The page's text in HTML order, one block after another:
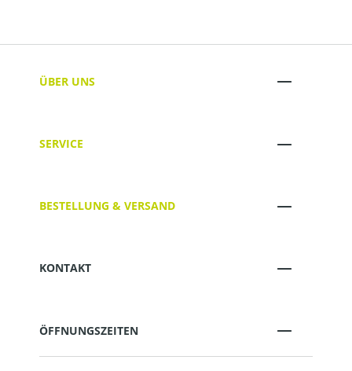
ÜBER UNS
SERVICE
BESTELLUNG & VERSAND
KONTAKT
ÖFFNUNGSZEITEN